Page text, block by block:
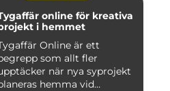
online för kreativa
i hemmet
Online är ett
som allt fler
när nya syprojekt
hemma vid